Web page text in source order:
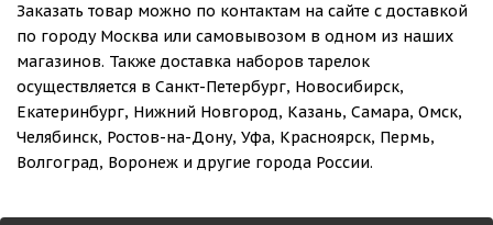
Заказать товар можно по контактам на сайте с доставкой
по городу Москва или самовывозом в одном из наших
магазинов. Также доставка наборов тарелок
осуществляется в Санкт-Петербург, Новосибирск,
Екатеринбург, Нижний Новгород, Казань, Самара, Омск,
Челябинск, Ростов-на-Дону, Уфа, Красноярск, Пермь,
Волгоград, Воронеж и другие города России.